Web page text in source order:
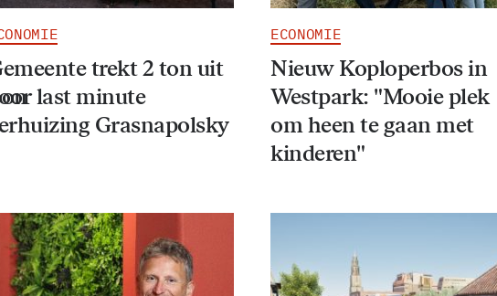
trekt 2 ton uit
last minute
Grasnapolsky
ECONOMIE
Nieuw Koploperbos in
Westpark: "Mooie plek
om heen te gaan met
kinderen"